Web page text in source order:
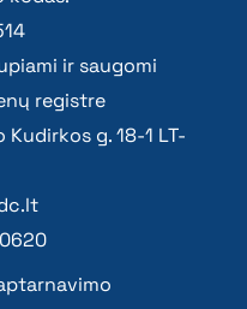
ir saugomi
registre
Kudirkos g. 18-1 LT-